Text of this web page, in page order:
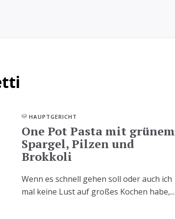
HAUPTGERICHT
One Pot Pasta mit grünem
Spargel, Pilzen und
Brokkoli
Wenn es schnell gehen soll oder auch ich
mal keine Lust auf großes Kochen habe,...